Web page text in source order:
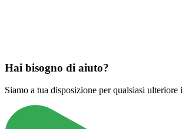
Hai bisogno di aiuto?
Siamo a tua disposizione per qualsiasi ulteriore